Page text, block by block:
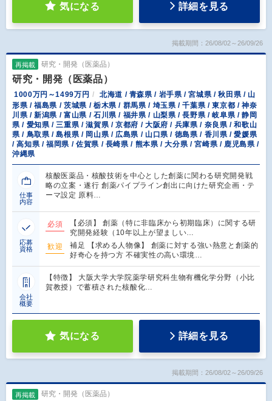
気になる 詳細を見る
掲載期間：26/08/02～26/09/26
再掲載 研究・開発（医薬品）
研究・開発（医薬品）
1000万円～1499万円
北海道 / 青森県 / 岩手県 / 宮城県 / 秋田県 / 山
形県 / 福島県 / 茨城県 / 栃木県 / 群馬県 / 埼玉県 / 千葉県 / 東京都 / 神奈
川県 / 新潟県 / 富山県 / 石川県 / 福井県 / 山梨県 / 長野県 / 岐阜県 / 静岡
県 / 愛知県 / 三重県 / 滋賀県 / 京都府 / 大阪府 / 兵庫県 / 奈良県 / 和歌山
県 / 鳥取県 / 島根県 / 岡山県 / 広島県 / 山口県 / 徳島県 / 香川県 / 愛媛県
/ 高知県 / 福岡県 / 佐賀県 / 長崎県 / 熊本県 / 大分県 / 宮崎県 / 鹿児島県 /
沖縄県
仕事
内容
核酸医薬品・核酸技術を中心とした創薬に関わる研究開発戦
略の立案・遂行 創薬パイプライン創出に向けた研究企画・テ
ーマ設定 原料…
応募
資格
必須
【必須】 創薬（特に非臨床から初期臨床）に関する研
究開発経験（10年以上が望ましい…
歓迎
補足 【求める人物像】 創薬に対する強い熱意と創薬的
好奇心を持つ方 不確実性の高い環境…
会社
概要
【特徴】 大阪大学大学院薬学研究科生物有機化学分野（小比
賀教授）で蓄積された核酸化…
気になる 詳細を見る
掲載期間：26/08/02～26/09/26
再掲載 研究・開発（医薬品）